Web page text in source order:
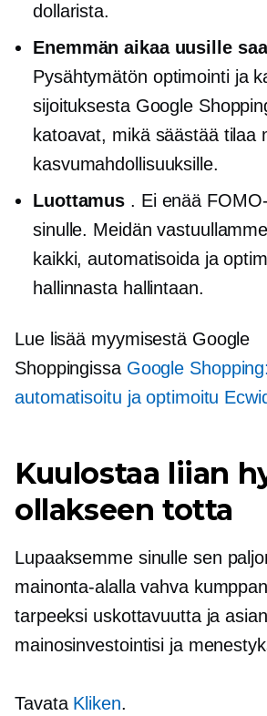
dollarista.
Enemmän aikaa uusille
Pysähtymätön optimointi ja
sijoituksesta Google
katoavat, mikä säästää tilaa
kasvumahdollisuuksille.
Luottamus . Ei enää
sinulle. Meidän
kaikki, automatisoida ja
hallinnasta hallintaan.
Lue lisää myymisestä Google
Shoppingissa Google
automatisoitu ja optimoitu
Kuulostaa liian
ollakseen totta
Lupaaksemme sinulle sen
mainonta-alalla vahva
tarpeeksi uskottavuutta ja
mainosinvestointisi ja
Tavata Kliken.